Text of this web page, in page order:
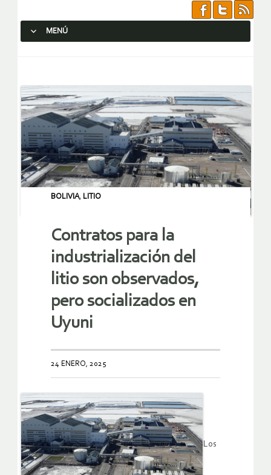
MENÚ
BOLIVIA, LITIO
Contratos para la
industrialización del
litio son observados,
pero socializados en
Uyuni
24 ENERO, 2025
Los